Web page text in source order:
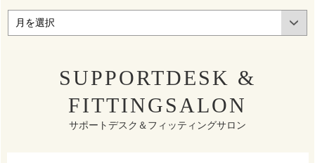
SUPPORTDESK &
FITTINGSALON
サポートデスク＆フィッティングサロン